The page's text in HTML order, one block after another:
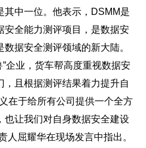
其中一位。他表示，DSMM是
安全能力测评项目，是数据安
据安全测评领域的新大陆。
业，货车帮高度重视数据安
且根据测评结果着力提升自
在于给所有公司提供一个全方
也让我们对自身数据安全建设
人屈耀华在现场发言中指出。